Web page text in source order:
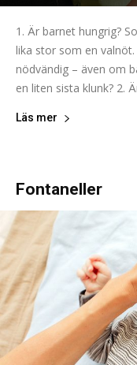
1. Är barnet hungrig?
lika stor som en
nödvändig – även om
en liten sista klunk? 2.
Läs mer
Fontaneller